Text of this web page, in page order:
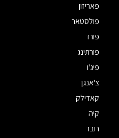
פאריזון
פולסטאר
פורד
פורתינג
פיג'ו
צ'אנגן
קאדילק
קיה
רובר